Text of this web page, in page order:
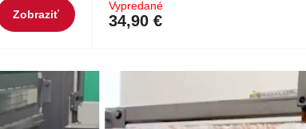
Zobraziť
Vypredané
34,90 €